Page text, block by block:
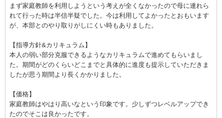
まず家庭教師を利用しようという考えが全くなかったので母に連れら
れて行った時は半信半疑でした。今は利用してよかったとおもいます
が、本部とのやり取りがしにくい時もありました。
【指導方針&カリキュラム】
本人の弱い部分克服できるようなカリキュラムで進めてもらいまし
た。期間がどのくらいどこまでと具体的に進度も提示していただきま
したが思う期間より長くかかりました。
【価格】
家庭教師はやはり高いなという印象です。少しずつレベルアップでき
たのでそこは良かったです。